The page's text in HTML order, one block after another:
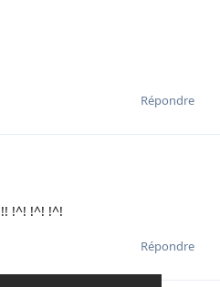
Répondre
!^! !^! !^!
Répondre